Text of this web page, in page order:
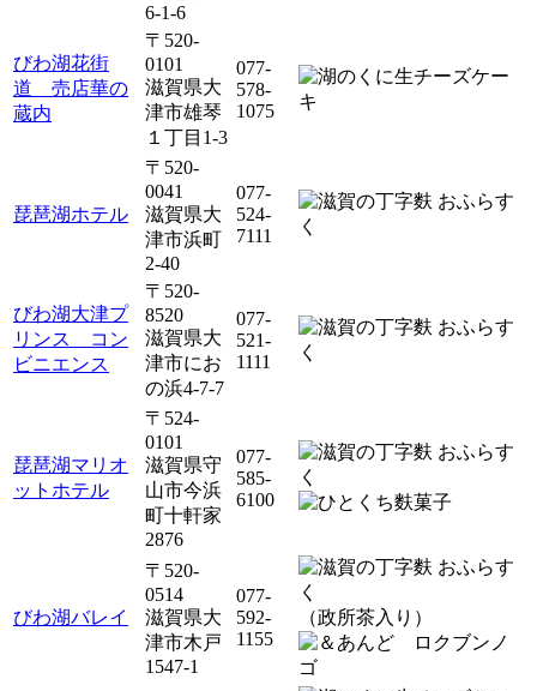
6-1-6
びわ湖花街
道 売店華の
蔵内
〒520-
0101
滋賀県大
津市雄琴
１丁目1-3
077-
578-
1075
琵琶湖ホテル
〒520-
0041
滋賀県大
津市浜町
2-40
077-
524-
7111
びわ湖大津プ
リンス コン
ビニエンス
〒520-
8520
滋賀県大
津市にお
の浜4-7-7
077-
521-
1111
琵琶湖マリオ
ットホテル
〒524-
0101
滋賀県守
山市今浜
町十軒家
2876
077-
585-
6100
びわ湖バレイ
〒520-
0514
滋賀県大
津市木戸
1547-1
077-
592-
1155
（政所茶入り）
ロクブンノ
ゴ